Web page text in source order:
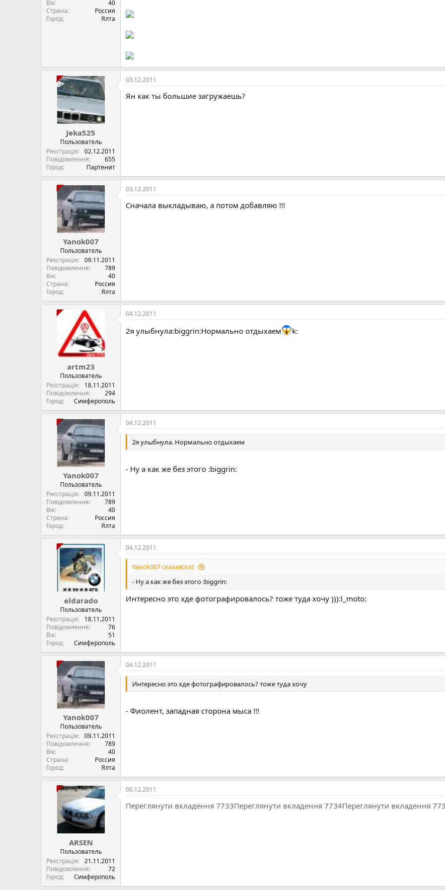
Вік
40
Страна
Россия
Город
Ялта
Jeka525
Пользователь
Реєстрація
02.12.2011
Повідомлення
655
Город
Партенит
03.12.2011
Ян как ты большие загружаешь?
Yanok007
Пользователь
Реєстрація
09.11.2011
Повідомлення
789
Вік
40
Страна
Россия
Город
Ялта
03.12.2011
Сначала выкладываю, а потом добавляю !!!
artm23
Пользователь
Реєстрація
18.11.2011
Повідомлення
294
Город
Симферополь
04.12.2011
2я улыбнула:biggrin:Нормально отдыхаем k:
Yanok007
Пользователь
Реєстрація
09.11.2011
Повідомлення
789
Вік
40
Страна
Россия
Город
Ялта
04.12.2011
2я улыбнула. Нормально отдыхаем
- Ну а как же без этого :biggrin:
eldarado
Пользователь
Реєстрація
18.11.2011
Повідомлення
76
Вік
51
Город
Симферополь
04.12.2011
Yanok007 сказав(ла):
- Ну а как же без этого :biggrin:
Интересно это хде фотографировалось? тоже туда хочу ))):l_moto:
Yanok007
Пользователь
Реєстрація
09.11.2011
Повідомлення
789
Вік
40
Страна
Россия
Город
Ялта
04.12.2011
Интересно это хде фотографировалось? тоже туда хочу
- Фиолент, западная сторона мыса !!!
ARSEN
Пользователь
Реєстрація
21.11.2011
Повідомлення
72
Город
Симферополь
06.12.2011
Переглянути вкладення 7733Переглянути вкладення 7734Переглянути вкладення